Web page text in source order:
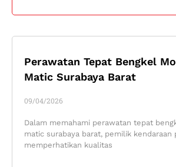
Perawatan Tepat Bengkel
Matic Surabaya Barat
09/04/2026
Dalam memahami perawatan tepat
matic surabaya barat, pemilik kendaraan
memperhatikan kualitas